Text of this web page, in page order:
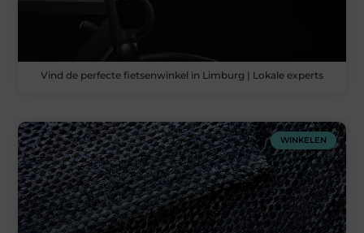
Vind de perfecte fietsenwinkel in Limburg | Lokale experts
WINKELEN